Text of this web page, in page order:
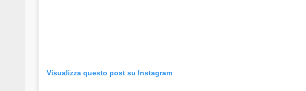
Visualizza questo post su Instagram